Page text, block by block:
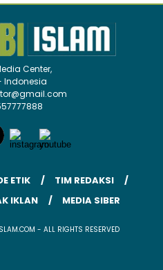
Center,
Indonesia
ETIK
TIM REDAKSI
IKLAN MEDIA SIBER
- ALL RIGHTS RESERVED